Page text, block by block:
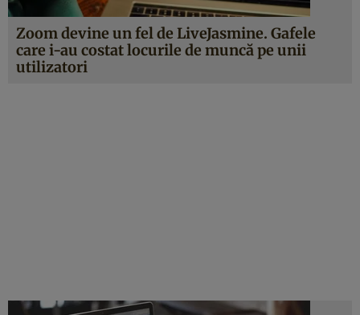
Zoom devine un fel de LiveJasmine. Gafele
care i-au costat locurile de muncă pe unii
utilizatori